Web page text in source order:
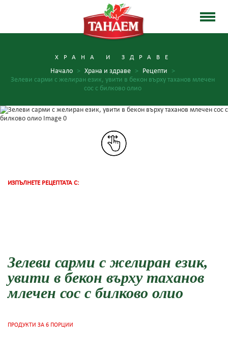
ХРАНА И ЗДРАВЕ
Начало > Храна и здраве > Рецепти
>
Зелеви сарми с желиран език, увити в бекон върху таханов млечен
сос с билково олио
ИЗПЪЛНЕТЕ РЕЦЕПТАТА С:
Зелеви сарми с желиран език,
увити в бекон върху таханов
млечен сос с билково олио
ПРОДУКТИ ЗА 6 ПОРЦИИ